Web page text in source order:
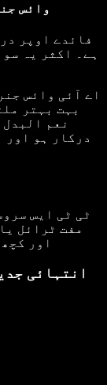
وائس
فائدے اوپر
ہے۔ اکثر یہ
اے آئی وائس
بہت بہتر
نعم
درکار ہو اور
ٹی ٹی ایس
مفت ٹرائل
اور
انتہائی